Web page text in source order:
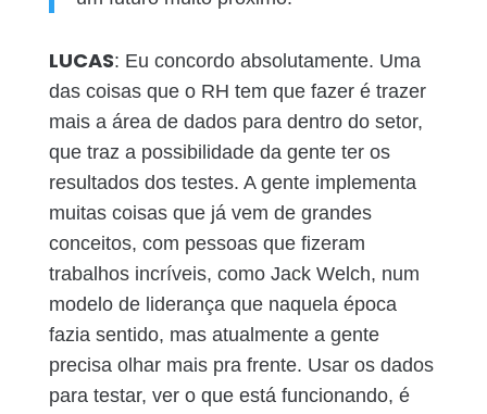
LUCAS: Eu concordo absolutamente. Uma
das coisas que o RH tem que fazer é trazer
mais a área de dados para dentro do setor,
que traz a possibilidade da gente ter os
resultados dos testes. A gente implementa
muitas coisas que já vem de grandes
conceitos, com pessoas que fizeram
trabalhos incríveis, como Jack Welch, num
modelo de liderança que naquela época
fazia sentido, mas atualmente a gente
precisa olhar mais pra frente. Usar os dados
para testar, ver o que está funcionando, é